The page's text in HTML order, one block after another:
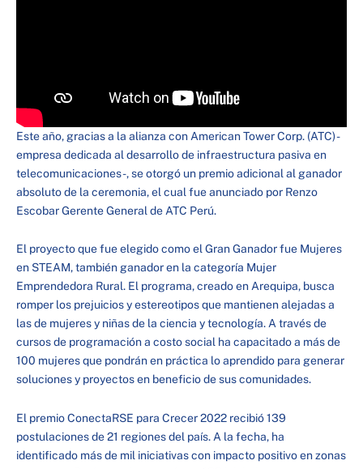
Este año, gracias a la alianza con American Tower Corp. (ATC) -
empresa dedicada al desarrollo de infraestructura pasiva en
telecomunicaciones-, se otorgó un premio adicional al ganador
absoluto de la ceremonia, el cual fue anunciado por Renzo
Escobar Gerente General de ATC Perú.
El proyecto que fue elegido como el Gran Ganador fue Mujeres
en STEAM, también ganador en la categoría Mujer
Emprendedora Rural. El programa, creado en Arequipa, busca
romper los prejuicios y estereotipos que mantienen alejadas a
las de mujeres y niñas de la ciencia y tecnología. A través de
cursos de programación a costo social ha capacitado a más de
100 mujeres que pondrán en práctica lo aprendido para generar
soluciones y proyectos en beneficio de sus comunidades.
El premio ConectaRSE para Crecer 2022 recibió 139
postulaciones de 21 regiones del país. A la fecha, ha
identificado más de mil iniciativas con impacto positivo en zonas